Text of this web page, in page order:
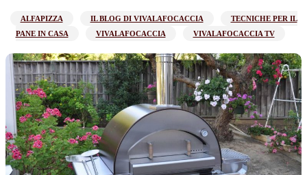
ALFAPIZZA IL BLOG DI VIVALAFOCACCIA
TECNICHE PER IL
PANE IN CASA
VIVALAFOCACCIA VIVALAFOCACCIA TV